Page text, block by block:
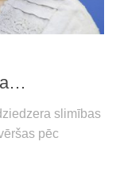
slimības
pēc